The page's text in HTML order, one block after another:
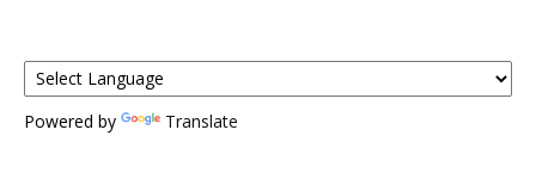
Powered by Translate